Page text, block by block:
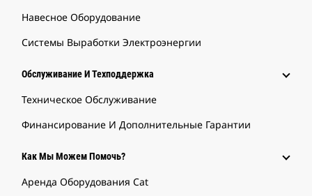
Навесное Оборудование
Системы Выработки Электроэнергии
Обслуживание И Техподдержка
Техническое Обслуживание
Финансирование И Дополнительные Гарантии
Как Мы Можем Помочь?
Аренда Оборудования Cat